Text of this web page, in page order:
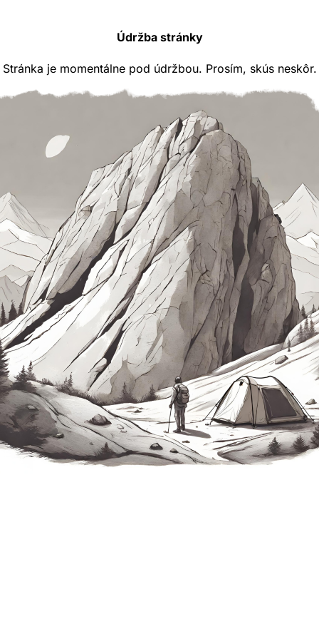
Údržba stránky
Stránka je momentálne pod údržbou. Prosím, skús neskôr.